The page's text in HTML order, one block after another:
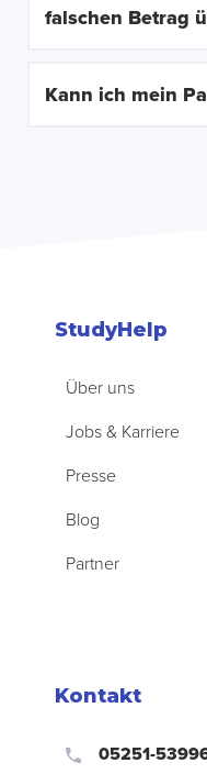
falschen Betrag
Kann ich mein
StudyHelp
Über uns
Jobs & Karriere
Presse
Blog
Partner
Kontakt
05251-